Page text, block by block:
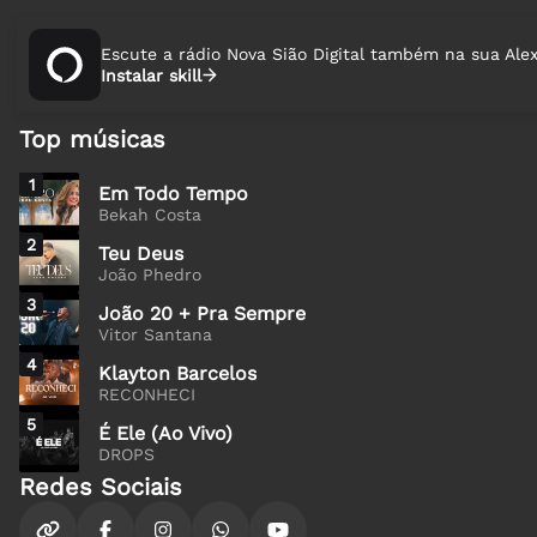
Escute a rádio Nova Sião Digital também na sua
Instalar skill
Top músicas
1 Em Todo Tempo
Bekah Costa
2
Teu Deus
João Phedro
3
João 20 + Pra Sempre
Vitor Santana
4
Klayton Barcelos
RECONHECI
5
É Ele (Ao Vivo)
DROPS
Redes Sociais